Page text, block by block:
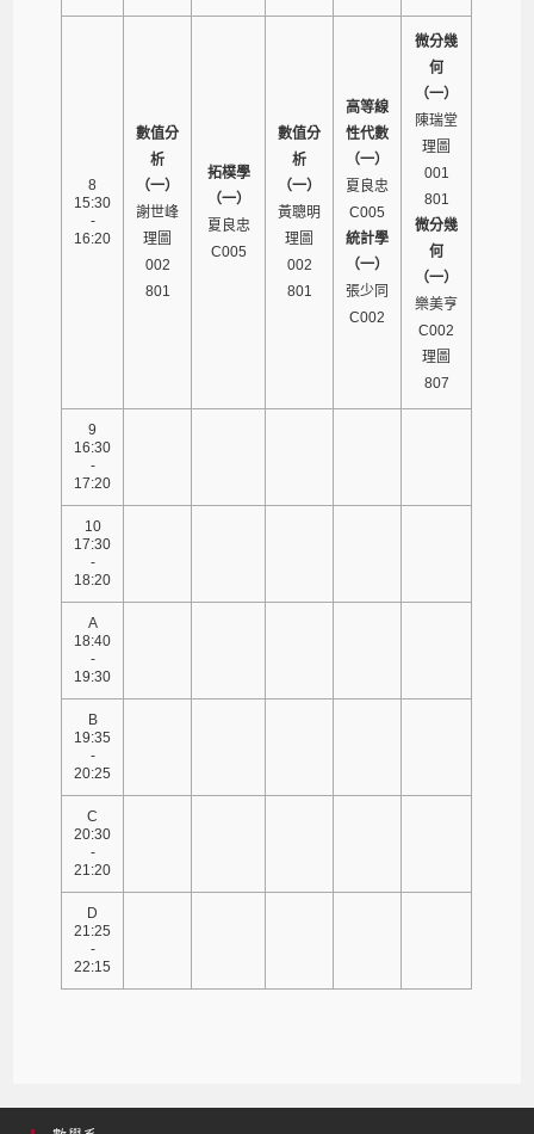
8
15:30
-
16:20
數值分
析
（一）
謝世峰
理圖
002
801
拓樸學
（一）
夏良忠
C005
數值分
析
（一）
黃聰明
理圖
002
801
高等線
性代數
（一）
夏良忠
C005
統計學
（一）
張少同
C002
微分幾
何
（一）
陳瑞堂
理圖
001
801
微分幾
何
（一）
樂美亨
C002
理圖
807
9
16:30
-
17:20
10
17:30
-
18:20
A
18:40
-
19:30
B
19:35
-
20:25
C
20:30
-
21:20
D
21:25
-
22:15